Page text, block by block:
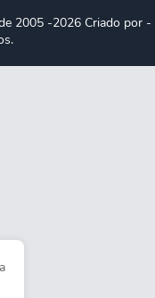
2005 -2026 Criado por -